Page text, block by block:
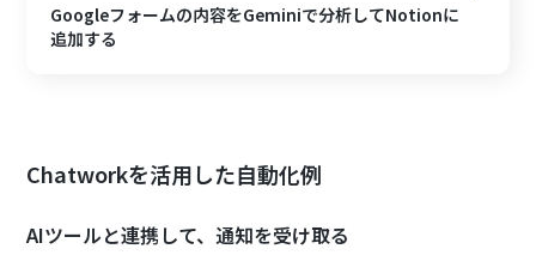
Googleフォームの内容をGeminiで分析してNotionに
追加する
Chatworkを活用した自動化例
AIツールと連携して、通知を受け取る